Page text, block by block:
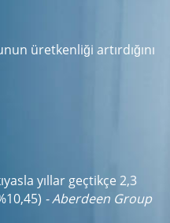
üretkenliği artırdığını
yıllar geçtikçe 2,3
- Aberdeen Group